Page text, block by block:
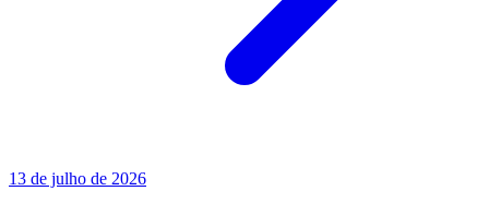
13 de julho de 2026